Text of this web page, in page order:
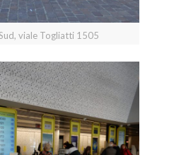
viale Togliatti 1505